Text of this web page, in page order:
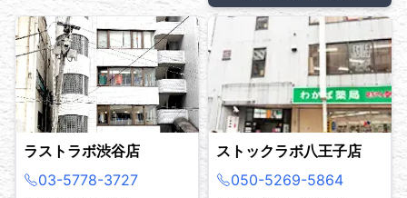
ラストラボ渋谷店
03-5778-3727
ストックラボ八王子店
050-5269-5864